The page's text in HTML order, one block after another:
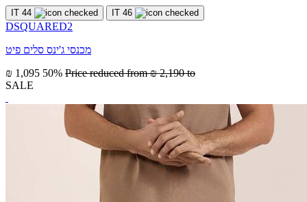
IT 44 IT 46
DSQUARED2
מכנסי ג'ינס סלים פיט
₪ 1,095 50% Price reduced from₪ 2,190 to
SALE